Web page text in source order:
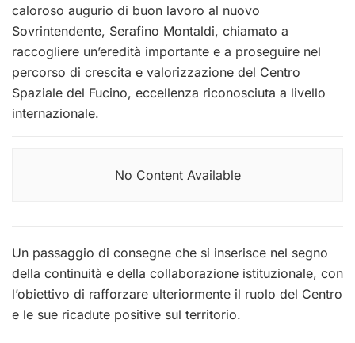
caloroso augurio di buon lavoro al nuovo
Sovrintendente, Serafino Montaldi, chiamato a
raccogliere un’eredità importante e a proseguire nel
percorso di crescita e valorizzazione del Centro
Spaziale del Fucino, eccellenza riconosciuta a livello
internazionale.
No Content Available
Un passaggio di consegne che si inserisce nel segno
della continuità e della collaborazione istituzionale, con
l’obiettivo di rafforzare ulteriormente il ruolo del Centro
e le sue ricadute positive sul territorio.